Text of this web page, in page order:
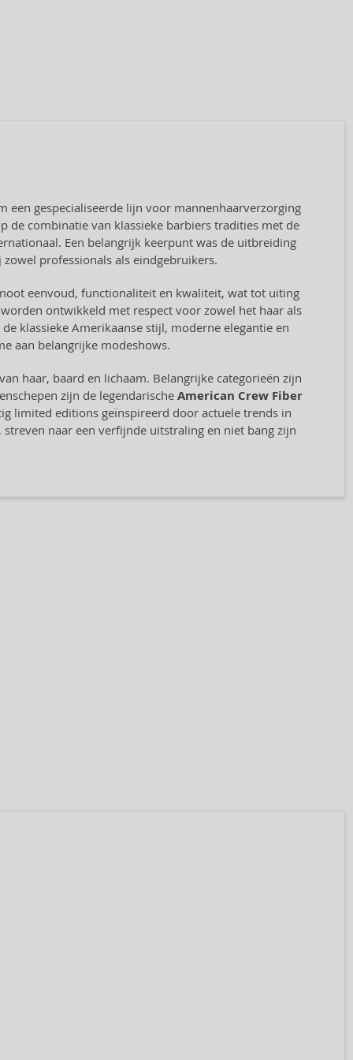
een gespecialiseerde lijn voor mannenhaarverzorging
de combinatie van klassieke barbiers tradities met de
Een belangrijk keerpunt was de uitbreiding
professionals als eindgebruikers.
eenvoud, functionaliteit en kwaliteit, wat tot uiting
ontwikkeld met respect voor zowel het haar als
klassieke Amerikaanse stijl, moderne elegantie en
aan belangrijke modeshows.
haar, baard en lichaam. Belangrijke categorieën zijn
zijn de legendarische American Crew Fiber
limited editions geïnspireerd door actuele trends in
naar een verfijnde uitstraling en niet bang zijn